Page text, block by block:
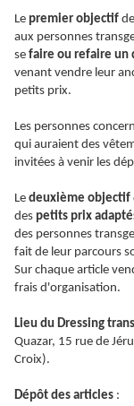
Le premier objectif
aux personnes
se faire ou refaire un
venant vendre leur
petits prix.
Les personnes
qui auraient des
invitées à venir les
Le deuxième objectif
des petits prix
des personnes
fait de leur parcours
Sur chaque article
frais d'organisation.
Lieu du Dressing
Quazar, 15 rue de
Croix).
Dépôt des articles :